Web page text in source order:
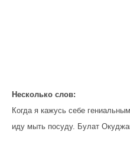
Несколько слов:
Когда я кажусь себе
иду мыть посуду. Булат